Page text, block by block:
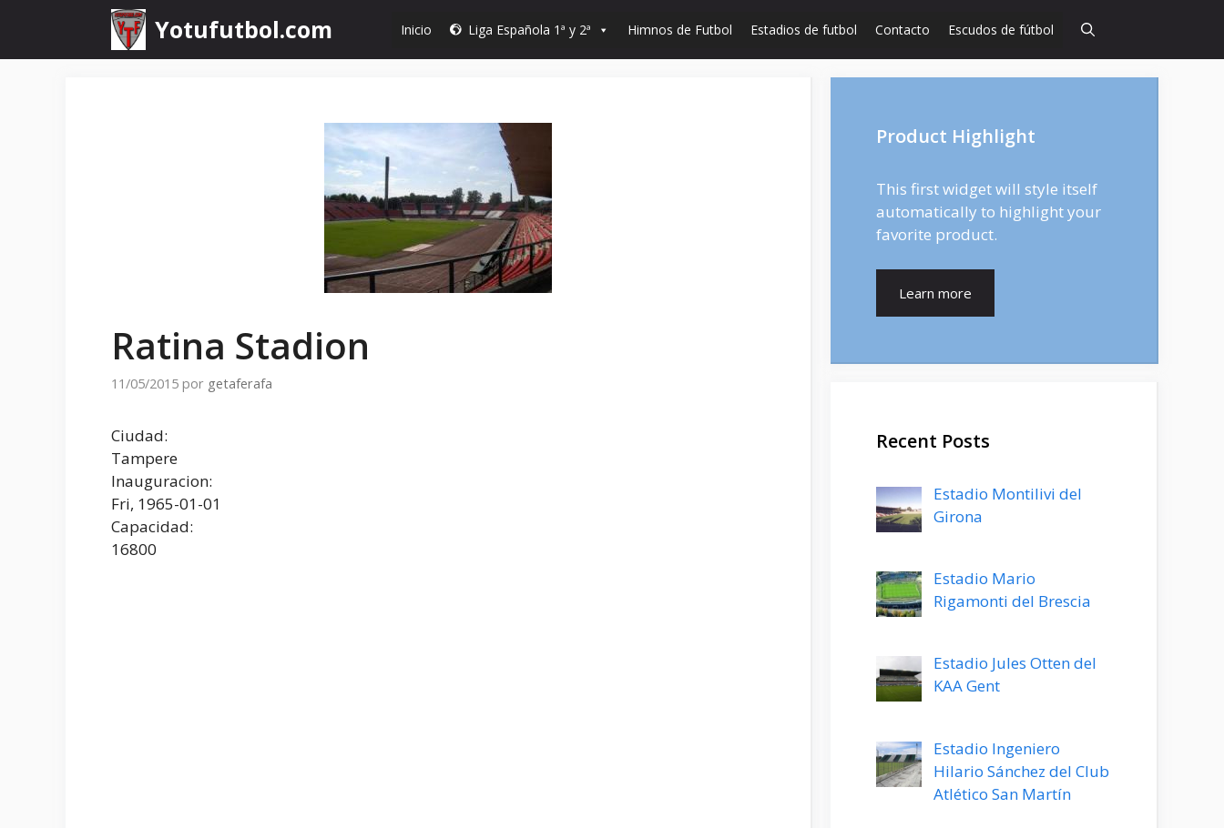
contenido
Yotufutbol.com Inicio Liga Española 1ª y 2ª Himnos de Futbol Estadios de futbol Contacto Escudos de fútbol
Ratina Stadion
11/05/2015 por getaferafa
Ciudad:
Tampere
Inauguracion:
Fri, 1965-01-01
Capacidad:
16800
Product Highlight
This first widget will style itself
automatically to highlight your
favorite product.
Learn more
Recent Posts
Estadio Montilivi del
Girona
Estadio Mario
Rigamonti del Brescia
Estadio Jules Otten del
KAA Gent
Estadio Ingeniero
Hilario Sánchez del Club
Atlético San Martín